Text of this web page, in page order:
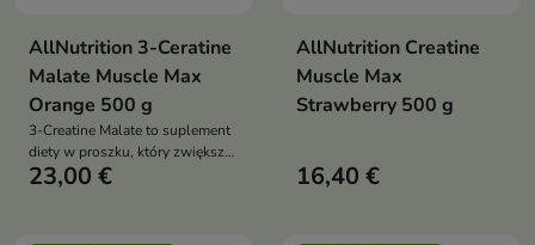
AllNutrition 3-Ceratine
Malate Muscle Max
Orange 500 g
3-Creatine Malate to suplement
diety w proszku, który zwiększa
wydolność fizyczną, wspiera
23,00 €
AllNutrition Creatine
Muscle Max
Strawberry 500 g
16,40 €